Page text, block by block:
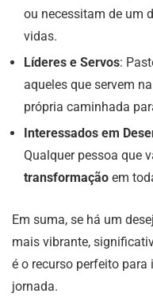
ou necessitam de um
vidas.
Líderes e Servos:
aqueles que servem
própria caminhada
Interessados em
Qualquer pessoa que
transformação em
Em suma, se há um
mais vibrante,
é o recurso perfeito
jornada.